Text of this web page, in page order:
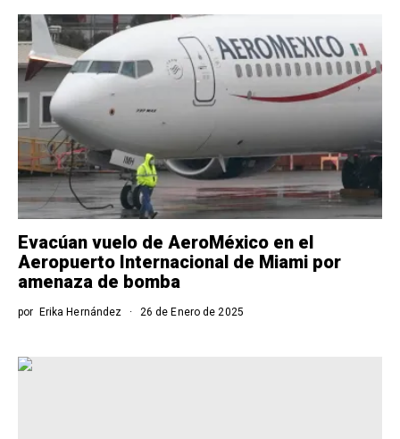
Evacúan vuelo de AeroMéxico en el
Aeropuerto Internacional de Miami por
amenaza de bomba
por Erika Hernández 26 de Enero de 2025